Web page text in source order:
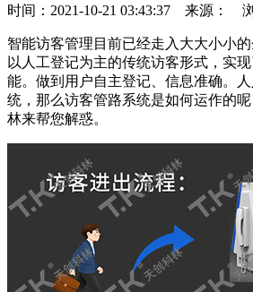
时间：2021-10-21 03:43:37
来源：
智能访客管理目前已经走入大大小小
以人工登记为主的传统访客形式，实
能。做到用户自主登记、信息准确。
统，那么访客管路系统是如何运作的
林来帮您解惑。